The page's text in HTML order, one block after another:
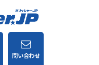
問い合わせ